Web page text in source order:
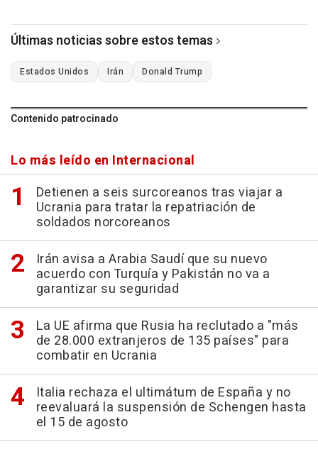
Últimas noticias sobre estos temas
Estados Unidos Irán Donald Trump
Contenido patrocinado
Lo más leído en Internacional
Detienen a seis surcoreanos tras viajar a
Ucrania para tratar la repatriación de
soldados norcoreanos
Irán avisa a Arabia Saudí que su nuevo
acuerdo con Turquía y Pakistán no va a
garantizar su seguridad
La UE afirma que Rusia ha reclutado a "más
de 28.000 extranjeros de 135 países" para
combatir en Ucrania
Italia rechaza el ultimátum de España y no
reevaluará la suspensión de Schengen hasta
el 15 de agosto